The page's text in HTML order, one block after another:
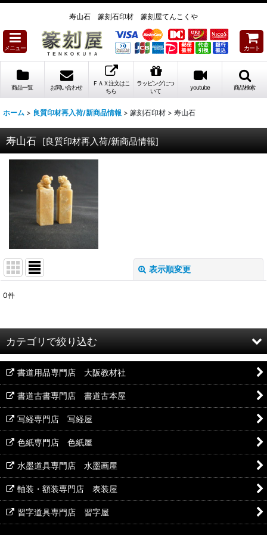
寿山石 篆刻石印材 篆刻屋てんこくや
メニュー カート
商品一覧 お問い合わせ
ＦＡＸ注文はこ
ちら
ラッピングにつ
いて
youtube 商品検索
ホーム > 良質印材再入荷/新商品情報 > 篆刻石印材 > 寿山石
寿山石 [良質印材再入荷/新商品情報]
表示順変更
並び順 :
絞り込む
0件
カテゴリで絞り込む
青田石
蘭州白石
書道用品専門店 大阪教材社
書道古書専門店 書道古本屋
写経専門店 写経屋
色紙専門店 色紙屋
水墨道具専門店 水墨画屋
軸装・額装専門店 表装屋
習字道具専門店 習字屋